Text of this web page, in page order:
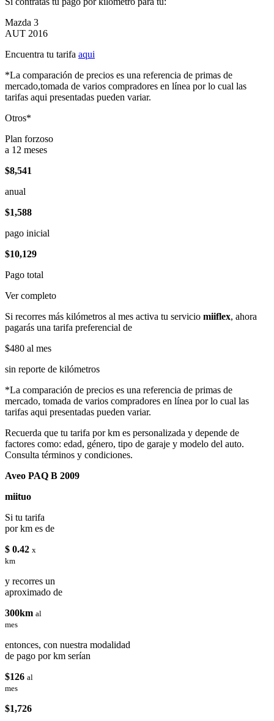
Mazda 3
AUT 2016
Encuentra tu tarifa aqui
*La comparación de precios es una referencia de primas de
mercado,tomada de varios compradores en línea por lo cual las
tarifas aqui presentadas pueden variar.
Otros*
Plan forzoso
a 12 meses
$8,541
anual
$1,588
pago inicial
$10,129
Pago total
Ver completo
Si recorres más kilómetros al mes activa tu servicio miiflex, ahora
pagarás una tarifa preferencial de
$480 al mes
sin reporte de kilómetros
*La comparación de precios es una referencia de primas de
mercado, tomada de varios compradores en línea por lo cual las
tarifas aqui presentadas pueden variar.
Recuerda que tu tarifa por km es personalizada y depende de
factores como: edad, género, tipo de garaje y modelo del auto.
Consulta términos y condiciones.
Aveo PAQ B 2009
miituo
Si tu tarifa
por km es de
$ 0.42 x
km
y recorres un
aproximado de
300km al
mes
entonces, con nuestra modalidad
de pago por km serían
$126 al
mes
$1,726